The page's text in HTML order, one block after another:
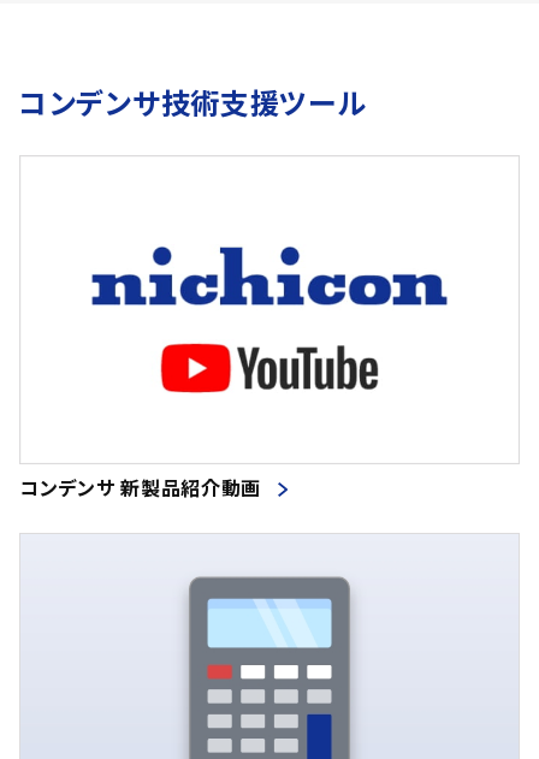
コンデンサ技術支援ツール
コンデンサ 新製品紹介動画